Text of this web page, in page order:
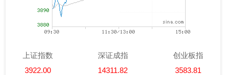
上证指数
3922.00
深证成指
14311.82
创业板指
3583.81